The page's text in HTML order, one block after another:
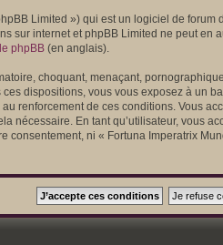
Limited ») qui est un logiciel de forum
sur internet et phpBB Limited ne peut
phpBB (en anglais).
choquant, menaçant,
dispositions, vous vous exposez à un
renforcement de ces conditions. Vous
nécessaire. En tant qu’utilisateur,
ni « Fortuna Imperatrix